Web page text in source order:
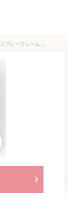
[コロンブス] 水のいらない汚れ落とし スニーカーケアスプレーフォームシャンプー メンズ ムショク Free